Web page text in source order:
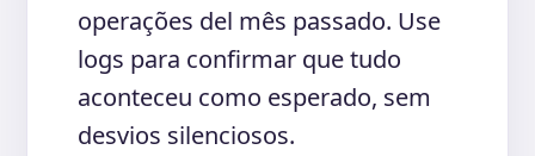
operações del mês passado. Use
logs para confirmar que tudo
aconteceu como esperado, sem
desvios silenciosos.